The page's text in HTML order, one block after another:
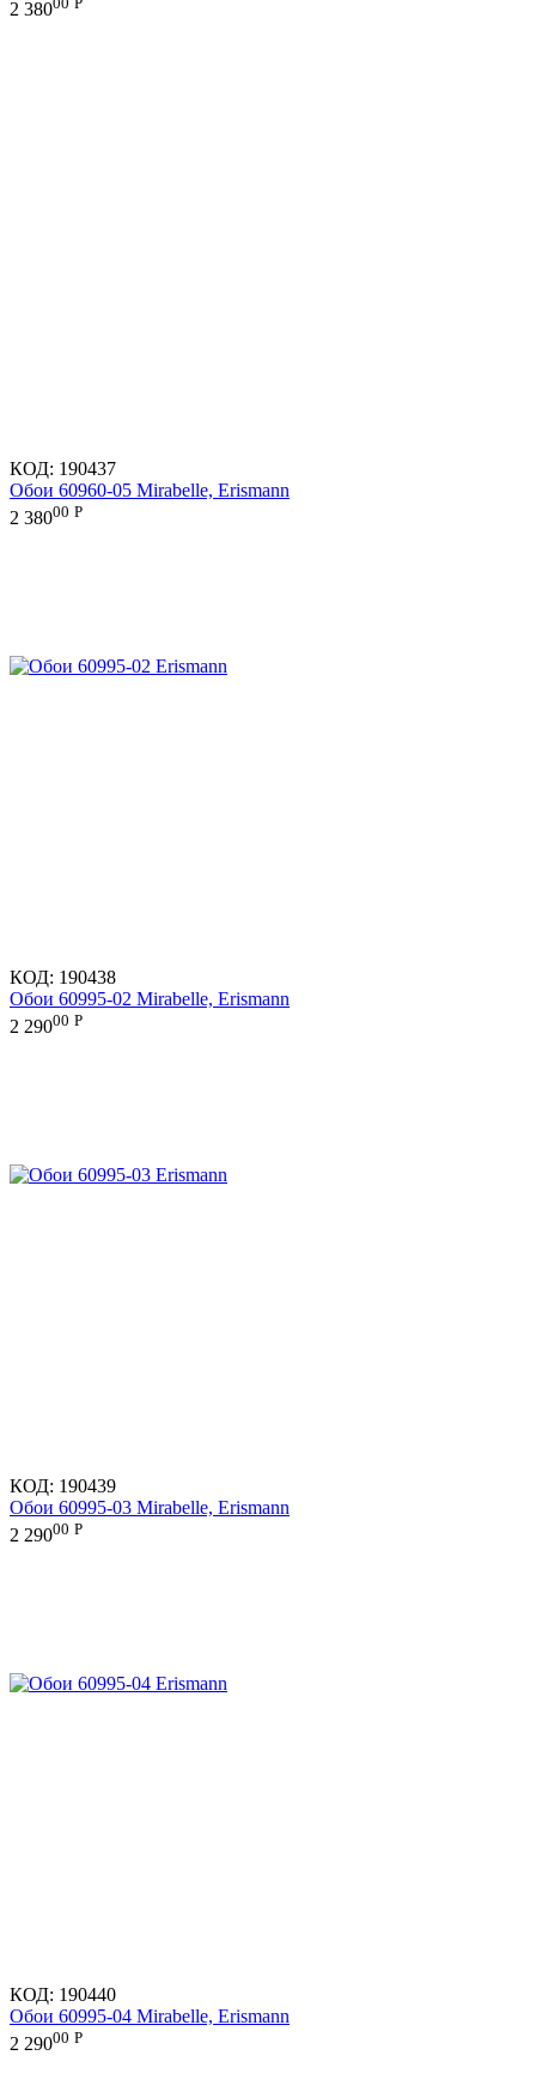
2 380
КОД: 190437
Обои 60960-05 Mirabelle, Erismann
2 38000 Р
КОД: 190438
Обои 60995-02 Mirabelle, Erismann
2 29000 Р
КОД: 190439
Обои 60995-03 Mirabelle, Erismann
2 29000 Р
КОД: 190440
Обои 60995-04 Mirabelle, Erismann
2 29000 Р